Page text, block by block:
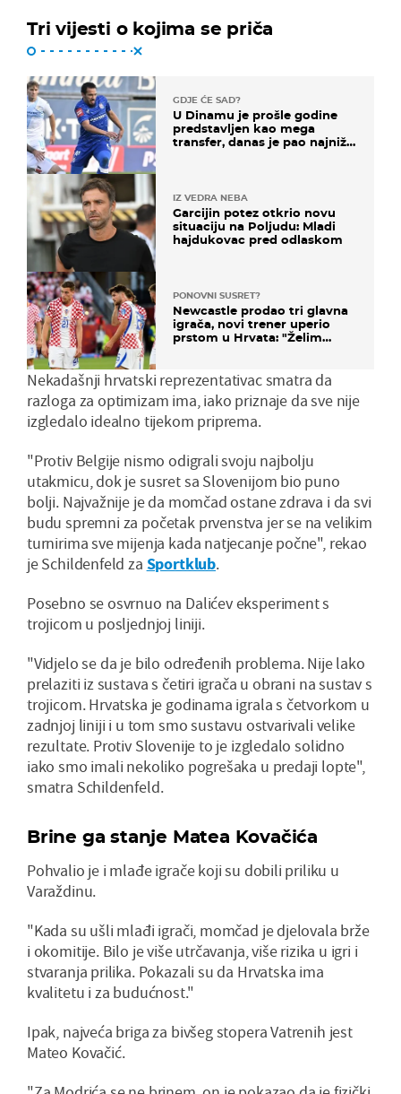
Tri vijesti o kojima se priča
GDJE ĆE SAD?
U Dinamu je prošle godine
predstavljen kao mega
transfer, danas je pao najniže
IZ VEDRA NEBA
Garcijin potez otkrio novu
situaciju na Poljudu: Mladi
hajdukovac pred odlaskom
PONOVNI SUSRET?
Newcastle prodao tri glavna
igrača, novi trener uperio
prstom u Hrvata: "Želim
Nekadašnji hrvatski reprezentativac smatra da
razloga za optimizam ima, iako priznaje da sve nije
izgledalo idealno tijekom priprema.
"Protiv Belgije nismo odigrali svoju najbolju
utakmicu, dok je susret sa Slovenijom bio puno
bolji. Najvažnije je da momčad ostane zdrava i da svi
budu spremni za početak prvenstva jer se na velikim
turnirima sve mijenja kada natjecanje počne", rekao
je Schildenfeld za Sportklub.
Posebno se osvrnuo na Dalićev eksperiment s
trojicom u posljednjoj liniji.
"Vidjelo se da je bilo određenih problema. Nije lako
prelaziti iz sustava s četiri igrača u obrani na sustav s
trojicom. Hrvatska je godinama igrala s četvorkom u
zadnjoj liniji i u tom smo sustavu ostvarivali velike
rezultate. Protiv Slovenije to je izgledalo solidno
iako smo imali nekoliko pogrešaka u predaji lopte",
smatra Schildenfeld.
Brine ga stanje Matea Kovačića
Pohvalio je i mlađe igrače koji su dobili priliku u
Varaždinu.
"Kada su ušli mlađi igrači, momčad je djelovala brže
i okomitije. Bilo je više utrčavanja, više rizika u igri i
stvaranja prilika. Pokazali su da Hrvatska ima
kvalitetu i za budućnost."
Ipak, najveća briga za bivšeg stopera Vatrenih jest
Mateo Kovačić.